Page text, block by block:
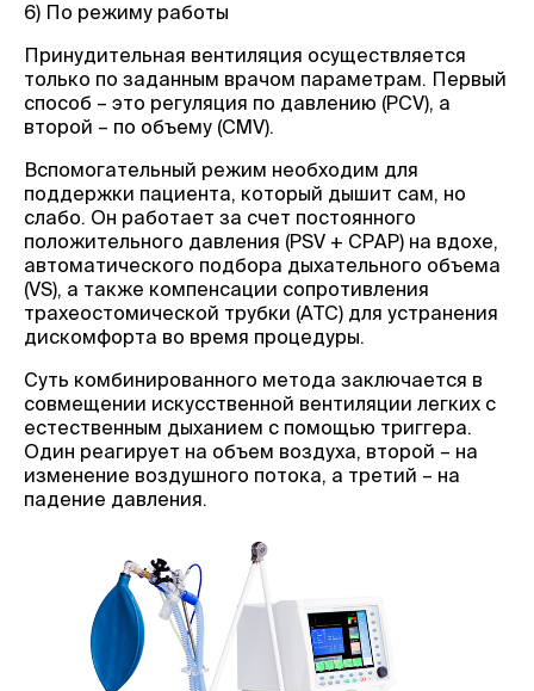
6) По режиму работы
Принудительная вентиляция осуществляется
только по заданным врачом параметрам. Первый
способ – это регуляция по давлению (PCV), а
второй – по объему (CMV).
Вспомогательный режим необходим для
поддержки пациента, который дышит сам, но
слабо. Он работает за счет постоянного
положительного давления (PSV + CPAP) на вдохе,
автоматического подбора дыхательного объема
(VS), а также компенсации сопротивления
трахеостомической трубки (ATC) для устранения
дискомфорта во время процедуры.
Суть комбинированного метода заключается в
совмещении искусственной вентиляции легких с
естественным дыханием с помощью триггера.
Один реагирует на объем воздуха, второй – на
изменение воздушного потока, а третий – на
падение давления.